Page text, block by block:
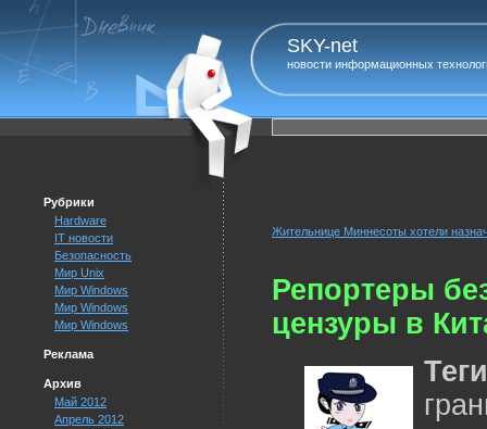
SKY-net
новости информационных
Рубрики
Hardware
IT новости
Безопасность
Мир Unix
Мир Windows
Мир Windows
Мир Windows
Реклама
Архив
Май 2012
Апрель 2012
Жительнице Миннесоты хотели
Репортеры
цензуры в